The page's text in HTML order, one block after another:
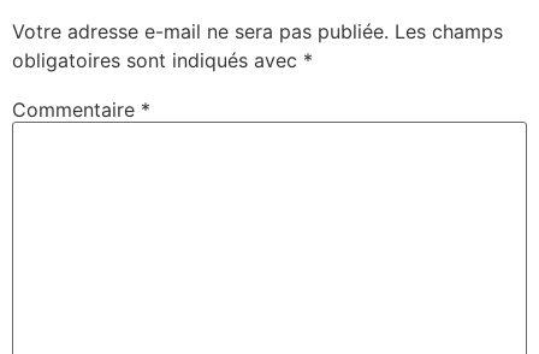
Votre adresse e-mail ne sera pas publiée. Les champs
obligatoires sont indiqués avec *
Commentaire *